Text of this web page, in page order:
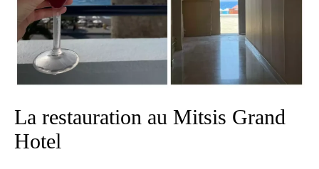
La restauration au Mitsis Grand
Hotel